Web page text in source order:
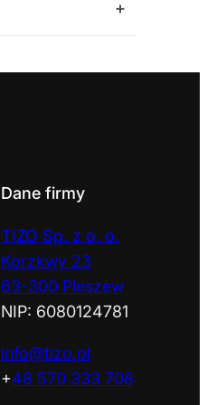
+
Dane firmy
TIZO Sp. z o. o.
Korzkwy 23
63-300 Pleszew
NIP: 6080124781
info@tizo.pl
+48 570 333 708